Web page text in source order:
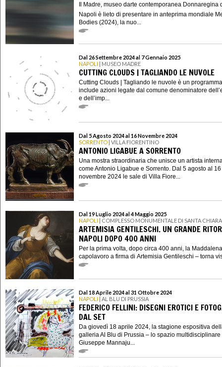
Il Madre, museo darte contemporanea Donnaregina
Napoli è lieto di presentare in anteprima mondiale
Bodies (2024), la nuo...
Dal 26 Settembre 2024 al 7 Gennaio 2025
NAPOLI | MUSEO MADRE
CUTTING CLOUDS | TAGLIANDO LE NUVOLE
Cutting Clouds | Tagliando le nuvole è un
include azioni legate dal comune denominatore
e dell’imp...
Dal 5 Agosto 2024 al 16 Novembre 2024
SORRENTO | VILLA FIORENTINO
ANTONIO LIGABUE A SORRENTO
Una mostra straordinaria che unisce un artista
come Antonio Ligabue e Sorrento. Dal 5 agosto al 16
novembre 2024 le sale di Villa Fiore...
Dal 19 Luglio 2024 al 4 Maggio 2025
NAPOLI | COMPLESSO MONUMENTALE DI SANTA CHIARA
ARTEMISIA GENTILESCHI. UN GRANDE
NAPOLI DOPO 400 ANNI
Per la prima volta, dopo circa 400 anni, la
capolavoro a firma di Artemisia Gentileschi – torna
Dal 18 Aprile 2024 al 31 Ottobre 2024
NAPOLI | AL BLU DI PRUSSIA
FEDERICO FELLINI: DISEGNI EROTICI E
DAL SET
Da giovedì 18 aprile 2024, la stagione espositiva
galleria Al Blu di Prussia – lo spazio multidisciplinare
Giuseppe Mannaju...